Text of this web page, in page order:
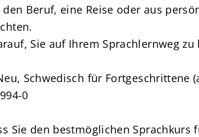
Beruf, eine Reise oder aus
Sie auf Ihrem Sprachlernweg zu
Schwedisch für Fortgeschrittene
0
Sie den bestmöglichen Sprachkurs